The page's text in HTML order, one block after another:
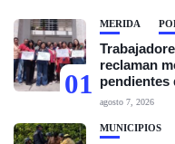
01
MÉRIDA
reclaman
pendientes
agosto 7, 2026
MUNICIPIOS